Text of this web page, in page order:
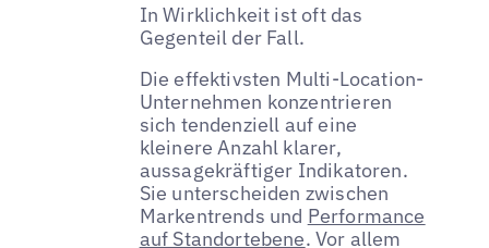
In Wirklichkeit ist oft das
Gegenteil der Fall.
Die effektivsten Multi-Location-
Unternehmen konzentrieren
sich tendenziell auf eine
kleinere Anzahl klarer,
aussagekräftiger Indikatoren.
Sie unterscheiden zwischen
Markentrends und Performance
auf Standortebene. Vor allem